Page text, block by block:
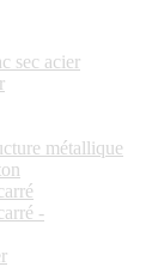
sec acier
métallique
-